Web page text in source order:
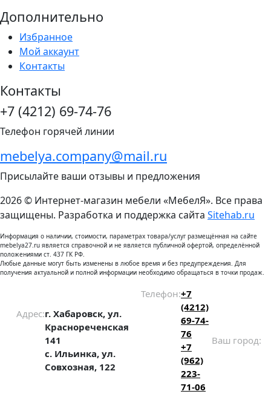
Дополнительно
Избранное
Мой аккаунт
Контакты
Контакты
+7 (4212) 69-74-76
Телефон горячей линии
mebelya.company@mail.ru
Присылайте ваши отзывы и предложения
2026 © Интернет-магазин мебели «МебелЯ». Все права
защищены. Разработка и поддержка сайта Sitehab.ru
Информация о наличии, стоимости, параметрах товара/услуг размещённая на сайте
mebelya27.ru является справочной и не является публичной офертой, определённой
положениями ст. 437 ГК РФ.
Любые данные могут быть изменены в любое время и без предупреждения. Для
получения актуальной и полной информации необходимо обращаться в точки продаж.
Адрес:г. Хабаровск, ул.
Краснореченская
141
с. Ильинка, ул.
Совхозная, 122
Телефон:+7
(4212)
69-74-
76
+7
(962)
223-
71-06
Ваш город: